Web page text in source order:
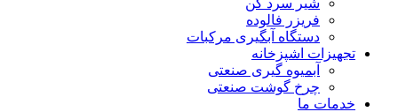
شیر سرد کن
فریزر فالوده
دستگاه آبگیری مرکبات
تجهیزات اشپزخانه
آبمیوه گیری صنعتی
چرخ گوشت صنعتی
خدمات ما